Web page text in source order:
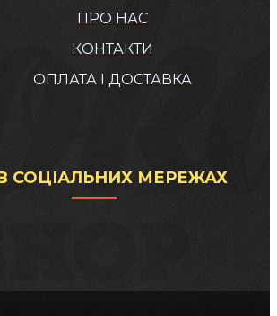
ПРО НАС
КОНТАКТИ
ОПЛАТА І ДОСТАВКА
СОЦІАЛЬНИХ МЕРЕЖАХ